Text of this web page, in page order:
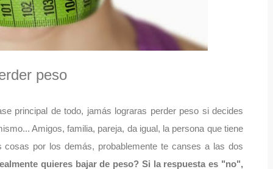
peso
principal de todo, jamás lograras perder peso si decides
Amigos, familia, pareja, da igual, la persona que tiene
por los demás, probablemente te canses a las dos
quieres bajar de peso? Si la respuesta es "no",